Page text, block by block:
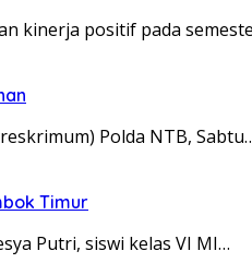
kinerja positif pada
Polda NTB,
Timur
Putri, siswi kelas VI MI…